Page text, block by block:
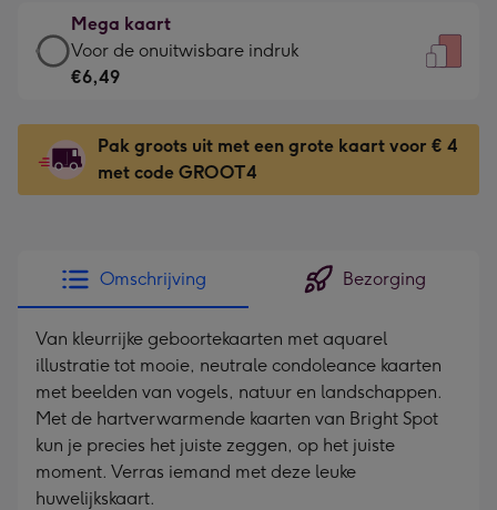
kleine
gelukwens
-
120
x
160
mm
€4,79
-
Meest
gekozen
Dimensions:
167
x
Mega kaart
Mega
kaart
€6,49
-
Voor
-
Dimensions:
241
x
333
mm
Voor de onuitwisbare indruk
€6,49
Pak groots uit met een grote kaart voor € 4
met code GROOT4
Omschrijving Bezorging
Van kleurrijke geboortekaarten met aquarel
illustratie tot mooie, neutrale condoleance kaarten
met beelden van vogels, natuur en landschappen.
Met de hartverwarmende kaarten van Bright Spot
kun je precies het juiste zeggen, op het juiste
moment. Verras iemand met deze leuke
huwelijkskaart.